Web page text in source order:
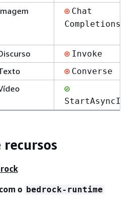
Chat
Completions
Invoke
Converse
recursos
o bedrock-runtime